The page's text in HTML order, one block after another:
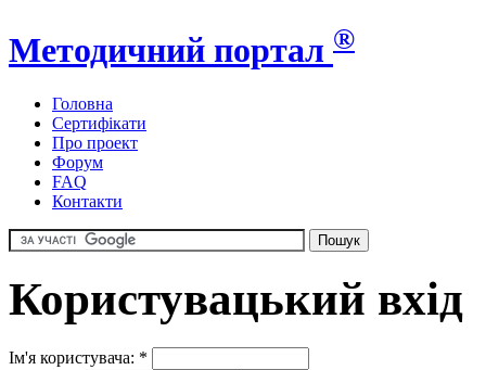
Методичний портал ®
Головна
Сертифікати
Про проект
Форум
FAQ
Контакти
Користувацький вхід
Ім'я користувача: *